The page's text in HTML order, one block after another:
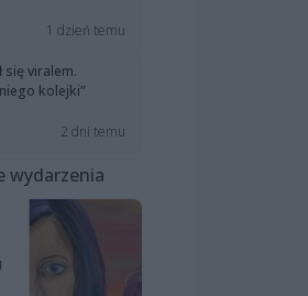
1 dzień temu
się viralem.
kolejki”
2 dni temu
wydarzenia